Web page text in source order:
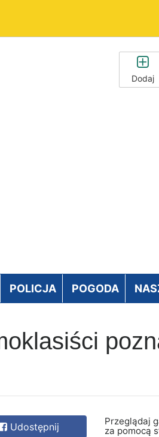
Dodaj
POLICJA POGODA
Udostępnij
Przeglądaj
za pomocą